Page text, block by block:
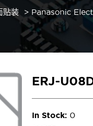
贴装 Panasonic
ERJ-
In Stock: 0